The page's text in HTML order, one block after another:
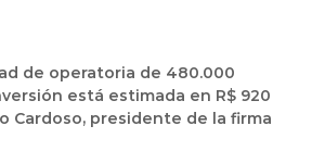
de operatoria de 480.000
está estimada en R$ 920
Cardoso, presidente de la firma